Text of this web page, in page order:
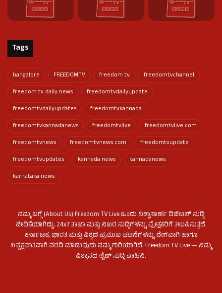
Tags
bangalore FREEDOMTV freedom tv
freedomtvchannel
freedom tv daily news
freedomtvdailyupdate
freedomtvdailyupdates
freedomtvkannada
freedomtvkannadanews
freedomtvlive
freedomtvlive.com
freedomtvnews
freedomtvnews.com
freedomtvupdate
freedomtvupdates
kannada news
kannadanews
karnataka news
ನಮ್ಮ ಬಗ್ಗೆ (About Us) Freedom TV Live ಒಂದು ವಿಶ್ವಾಸಾರ್ಹ ಡಿಜಿಟಲ್ ಸುದ್ದಿ
ವೇದಿಕೆಯಾಗಿದ್ದು, 24x7 ತಾಜಾ ಮತ್ತು ನಿಖರ ಸುದ್ದಿಗಳನ್ನು ಪ್ರೇಕ್ಷಕರಿಗೆ ತಲುಪಿಸುತ್ತದೆ.
ಕರ್ನಾಟಕ, ಭಾರತ ಮತ್ತು ವಿಶ್ವದ ಪ್ರಮುಖ ಘಟನೆಗಳನ್ನು ವೇಗವಾಗಿ ಹಾಗೂ
ನಿಷ್ಪಕ್ಷಪಾತವಾಗಿ ವರದಿ ಮಾಡುವುದು ನಮ್ಮ ಗುರಿಯಾಗಿದೆ. Freedom TV Live — ನಿಮ್ಮ
ವಿಶ್ವಾಸದ ಲೈವ್ ಸುದ್ದಿ ವಾಹಿನಿ.